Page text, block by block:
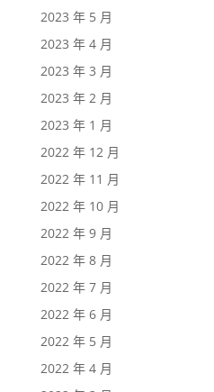
2023 年 5 月
2023 年 4 月
2023 年 3 月
2023 年 2 月
2023 年 1 月
2022 年 12 月
2022 年 11 月
2022 年 10 月
2022 年 9 月
2022 年 8 月
2022 年 7 月
2022 年 6 月
2022 年 5 月
2022 年 4 月